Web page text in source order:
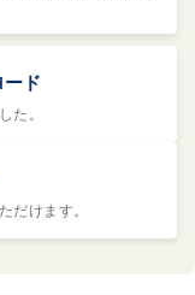
ド
た。
だけます。